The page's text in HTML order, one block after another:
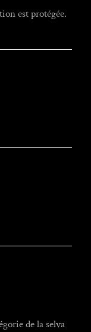
est protégée.
de la selva